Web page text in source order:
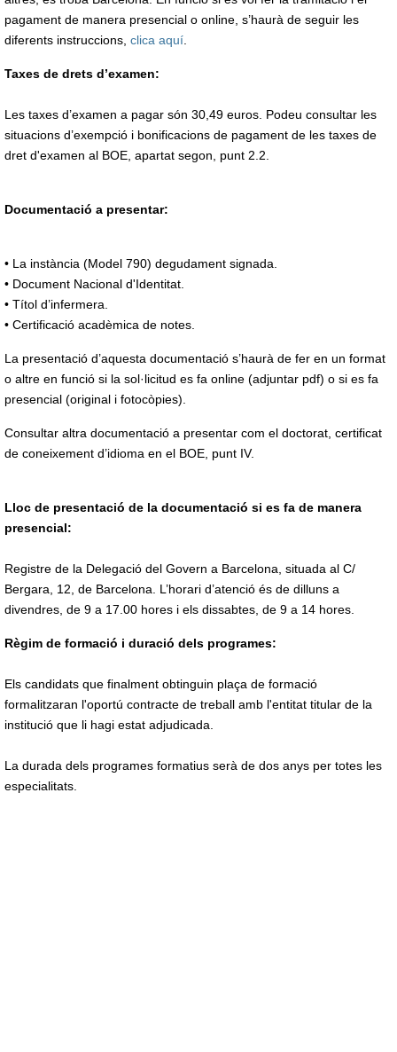
pagament de manera presencial o online, s’haurà de seguir les
diferents instruccions, clica aquí.
Taxes de drets d’examen:
Les taxes d’examen a pagar són 30,49 euros. Podeu consultar les
situacions d’exempció i bonificacions de pagament de les taxes de
dret d'examen al BOE, apartat segon, punt 2.2.
Documentació a presentar:
• La instància (Model 790) degudament signada.
• Document Nacional d'Identitat.
• Títol d’infermera.
• Certificació acadèmica de notes.
La presentació d’aquesta documentació s’haurà de fer en un format
o altre en funció si la sol·licitud es fa online (adjuntar pdf) o si es fa
presencial (original i fotocòpies).
Consultar altra documentació a presentar com el doctorat, certificat
de coneixement d’idioma en el BOE, punt IV.
Lloc de presentació de la documentació si es fa de manera
presencial:
Registre de la Delegació del Govern a Barcelona, situada al C/
Bergara, 12, de Barcelona. L’horari d’atenció és de dilluns a
divendres, de 9 a 17.00 hores i els dissabtes, de 9 a 14 hores.
Règim de formació i duració dels programes:
Els candidats que finalment obtinguin plaça de formació
formalitzaran l'oportú contracte de treball amb l'entitat titular de la
institució que li hagi estat adjudicada.
La durada dels programes formatius serà de dos anys per totes les
especialitats.